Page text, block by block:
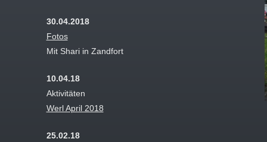
30.04.2018
Fotos
Mit Shari in Zandfort
10.04.18
Aktivitäten
Werl April 2018
25.02.18